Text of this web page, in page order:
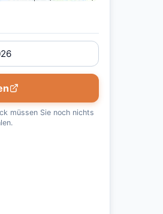
müssen Sie noch nichts